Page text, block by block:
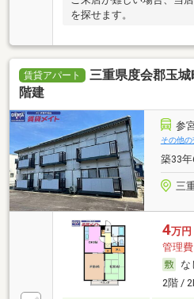
を探せます。
賃貸アパート
三重県度会郡玉
階建
参
その他の
築33
三
4万円
管理
な
2階 /